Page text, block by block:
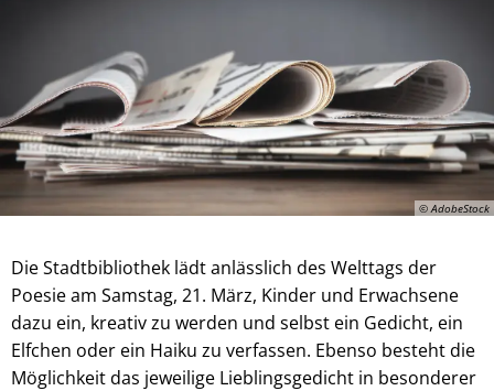
© AdobeStock
Die Stadtbibliothek lädt anlässlich des Welttags der
Poesie am Samstag, 21. März, Kinder und Erwachsene
dazu ein, kreativ zu werden und selbst ein Gedicht, ein
Elfchen oder ein Haiku zu verfassen. Ebenso besteht die
Möglichkeit das jeweilige Lieblingsgedicht in besonderer